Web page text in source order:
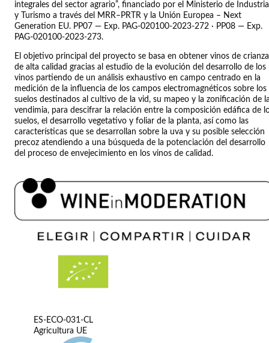
integrales del sector agrario”, financiado por el Ministerio de Industria
y Turismo a través del MRR–PRTR y la Unión Europea – Next
Generation EU. PP07 — Exp. PAG-020100-2023-272 · PP08 — Exp.
PAG-020100-2023-273.
El objetivo principal del proyecto se basa en obtener vinos de crianza
de alta calidad gracias al estudio de la evolución del desarrollo de los
vinos partiendo de un análisis exhaustivo en campo centrado en la
medición de la influencia de los campos electromagnéticos sobre los
suelos destinados al cultivo de la vid, su mapeo y la zonificación de
vendimia, para descifrar la relación entre la composición edáfica de
suelos, el desarrollo vegetativo y foliar de la planta, así como las
características que se desarrollan sobre la uva y su posible selección
precoz atendiendo a una búsqueda de la potenciación del desarrollo
del proceso de envejecimiento en los vinos de calidad.
ES-ECO-031-CL
Agricultura UE